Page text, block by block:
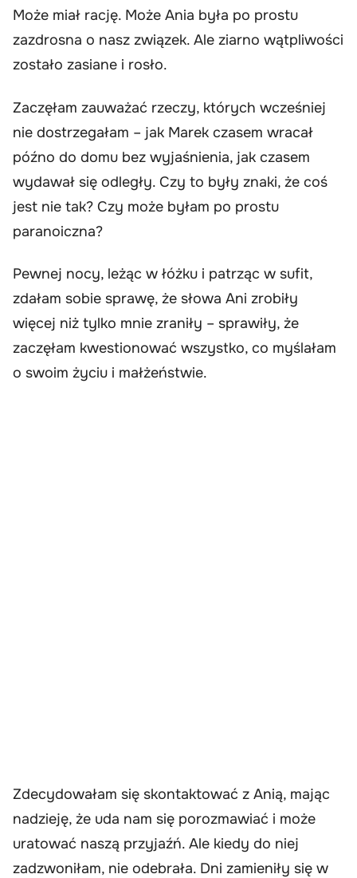
Może miał rację. Może Ania była po prostu
zazdrosna o nasz związek. Ale ziarno wątpliwości
zostało zasiane i rosło.
Zaczęłam zauważać rzeczy, których wcześniej
nie dostrzegałam – jak Marek czasem wracał
późno do domu bez wyjaśnienia, jak czasem
wydawał się odległy. Czy to były znaki, że coś
jest nie tak? Czy może byłam po prostu
paranoiczna?
Pewnej nocy, leżąc w łóżku i patrząc w sufit,
zdałam sobie sprawę, że słowa Ani zrobiły
więcej niż tylko mnie zraniły – sprawiły, że
zaczęłam kwestionować wszystko, co myślałam
o swoim życiu i małżeństwie.
Zdecydowałam się skontaktować z Anią, mając
nadzieję, że uda nam się porozmawiać i może
uratować naszą przyjaźń. Ale kiedy do niej
zadzwoniłam, nie odebrała. Dni zamieniły się w